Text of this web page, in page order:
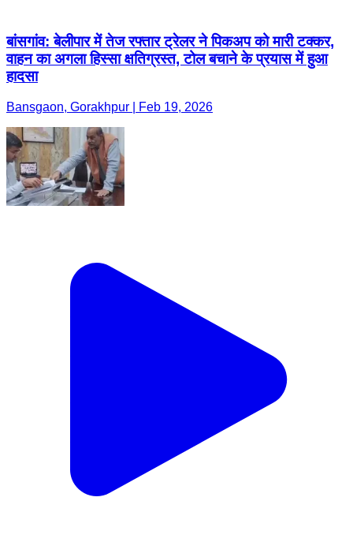
बांसगांव: बेलीपार में तेज रफ्तार ट्रेलर ने पिकअप को मारी टक्कर,
वाहन का अगला हिस्सा क्षतिग्रस्त, टोल बचाने के प्रयास में हुआ
हादसा
Bansgaon, Gorakhpur | Feb 19, 2026